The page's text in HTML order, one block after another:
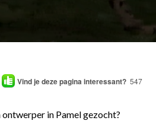
Vind je deze pagina interessant? 547
in Pamel gezocht?